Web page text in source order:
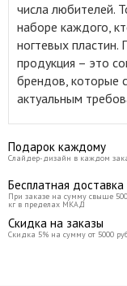
числа любителей.
наборе каждого,
ногтевых пластин.
продукция – это
брендов, которые
актуальным
Подарок каждому
Слайдер-дизайн в каждом
Бесплатная доставка
При заказе на сумму свыше
кг в пределах МКАД
Скидка на заказы
Скидка 5% на сумму от 5000